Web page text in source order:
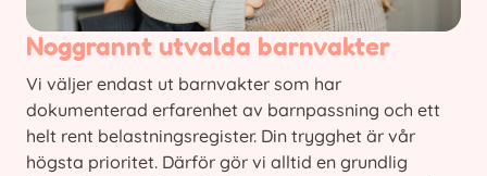
Noggrannt utvalda barnvakter
Vi väljer endast ut barnvakter som har
dokumenterad erfarenhet av barnpassning och ett
helt rent belastningsregister. Din trygghet är vår
högsta prioritet. Därför gör vi alltid en grundlig